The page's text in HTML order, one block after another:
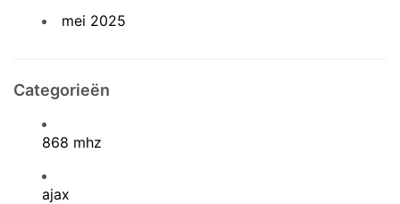
mei 2025
Categorieën
868 mhz
ajax